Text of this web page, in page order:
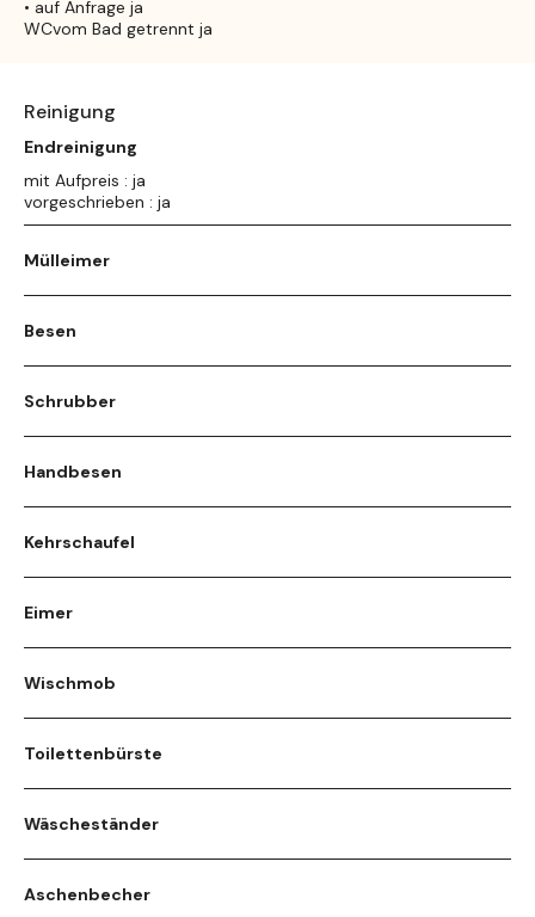
• auf Anfrage ja
WCvom Bad getrennt ja
Reinigung
Endreinigung
mit Aufpreis : ja
vorgeschrieben : ja
Mülleimer
Besen
Schrubber
Handbesen
Kehrschaufel
Eimer
Wischmob
Toilettenbürste
Wäscheständer
Aschenbecher